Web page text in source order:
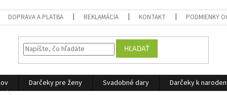
DOPRAVA A PLATBA REKLAMÁCIA KONTAKT PODMIENKY
HĽADAŤ
Darčeky pre ženy Svadobné dary Darčeky k